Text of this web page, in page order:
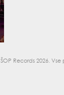
ŠOP Records 2026. Vse